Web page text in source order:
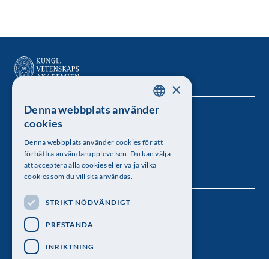
Kungl. Vetenskapsakademien
Besöksadress: Lilla Frescativägen 4A
Telefon: 08-673 95 00
Följ oss
SWEDISH
×
Denna webbplats använder
cookies
Denna webbplats använder cookies för att
förbättra användarupplevelsen. Du kan välja
att acceptera alla cookies eller välja vilka
cookies som du vill ska användas.
STRIKT NÖDVÄNDIGT
PRESTANDA
INRIKTNING